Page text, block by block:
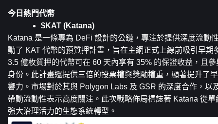
今日熱門代幣
$KAT (Katana)
Katana 是一條專為 DeFi 設計的公鏈，專注於提供深度流動
動了 KAT 代幣的預質押計畫，旨在主網正式上線前吸引早期
3.5 億枚質押的代幣可在 60 天內享有 35% 的保證收益，且
身份。此計畫還提供三倍的投票權與獎勵權重，顯著提升了
響力。市場對於其與 Polygon Labs 及 GSR 的深度合作，以
帶動流動性表示高度關注。此次戰略佈局標誌著 Katana 從
強大治理活力的生態系統轉型。